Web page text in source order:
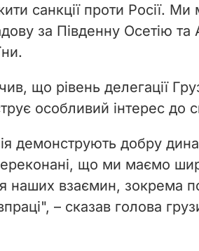
санкції проти Росії.
за Південну Осетію та
що рівень делегації
особливий інтерес до
демонструють добру
що ми маємо
наших взаємин, зокрема
– сказав голова